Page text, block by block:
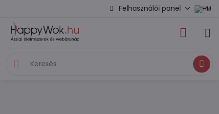
Felhasználói panel
Keresés